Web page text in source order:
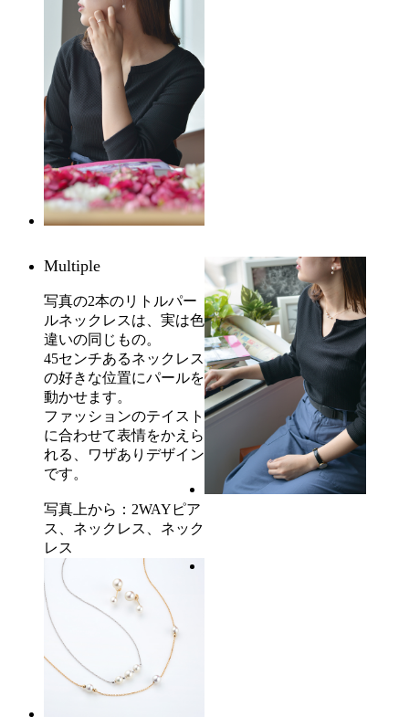
Multiple
写真の2本のリトルパー
ルネックレスは、実は色
違いの同じもの。
45センチあるネックレス
の好きな位置にパールを
動かせます。
ファッションのテイスト
に合わせて表情をかえら
れる、ワザありデザイン
です。
写真上から：2WAYピア
ス、ネックレス、ネック
レス